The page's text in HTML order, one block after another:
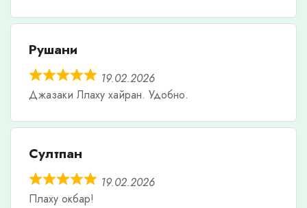
Рушани
19.02.2026
Джазаки Ллаху хайран. Удобно.
Султпан
19.02.2026
Плаху окбар!